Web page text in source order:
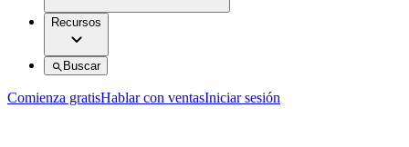
Recursos
Buscar
Comienza gratisHablar con ventasIniciar sesión